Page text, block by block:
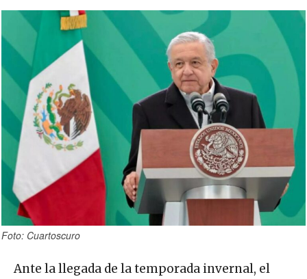
Foto: Cuartoscuro
Ante la llegada de la temporada invernal, el